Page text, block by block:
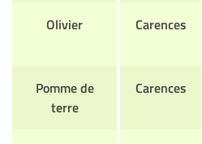
Olivier Carences
Pomme de
terre
Carences